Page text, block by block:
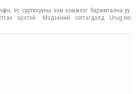
ёс суртахууны хэм хэмжээг баримтална уу.
эрхтэй. Мэдээний сэтгэгдэлд Urug.mn